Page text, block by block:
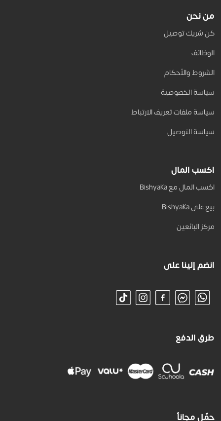
من نحن
كن شريك توصيل
الوظائف
الشروط والأحكام
سياسة الخصوصية
سياسة ملفات تعريف الارتباط
سياسة التوصيل
اكسب المال
اكسب المال مع Bishyaka
بيع على Bishyaka
مركز البائعين
انضم إلينا على
طرق الدفع
حمّل مجاناً